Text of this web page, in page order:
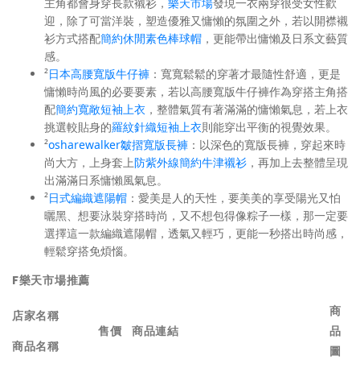
迎，除了可當洋裝，塑造優雅又慵懶的氛圍之外，若以開襟襯
衫方式搭配簡約休閒素色棒球帽 ，更能帶出慵懶及日系文藝質
感。
²日本高腰寬版牛仔褲 ：寬寬鬆鬆的穿著才最隨性舒適，更是
慵懶時尚風的必要要素，若以高腰寬版牛仔褲作為穿搭主角搭
配簡約寬敞短袖上衣 ，整體氣質有著滿滿的慵懶氣息，若上衣
挑選較貼身的羅紋針織短袖上衣則能穿出平衡的視覺效果。
²osharewalker皺摺寬版長褲 ：以深色的寬版長褲，穿起來時
尚大方，上身套上防紫外線簡約牛津襯衫 ，再加上去整體呈現
出滿滿日系慵懶風氣息。
²日式編織遮陽帽 ：愛美是人的天性，要美美的享受陽光又怕
曬黑、想要泳裝穿搭時尚，又不想包得像粽子一樣，那一定要
選擇這一款編織遮陽帽，透氣又輕巧，更能一秒搭出時尚感，
輕鬆穿搭免煩惱。
F樂天市場推薦
店家名稱
商品名稱
售價 商品連結
商
品
圖